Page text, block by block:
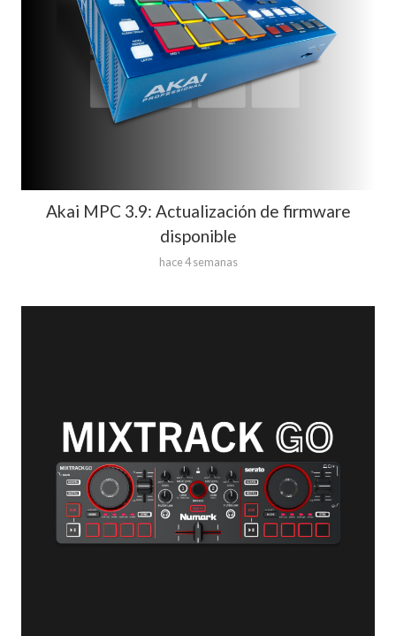
Akai MPC 3.9: Actualización de firmware
disponible
hace 4 semanas